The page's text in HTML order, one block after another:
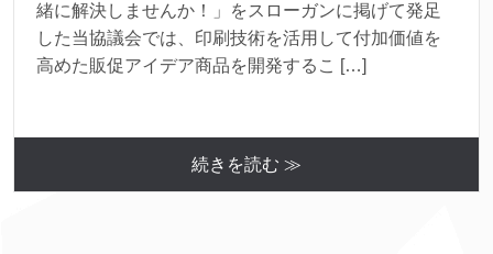
緒に解決しませんか！」をスローガンに掲げて発足
した当協議会では、印刷技術を活用して付加価値を
高めた販促アイデア商品を開発するこ […]
続きを読む ≫